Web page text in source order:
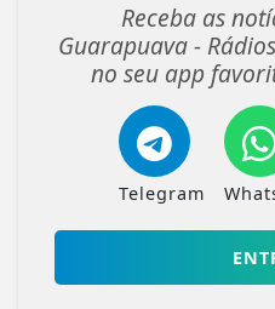
Receba as
Guarapuava -
no seu app
Telegram